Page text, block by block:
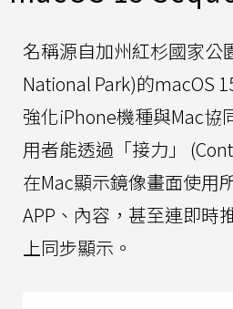
名稱源自加州紅杉國家公
National Park)的macOS
強化iPhone機種與Mac協
用者能透過「接力」
在Mac顯示鏡像畫面使用
APP、內容，甚至連即時
上同步顯示。